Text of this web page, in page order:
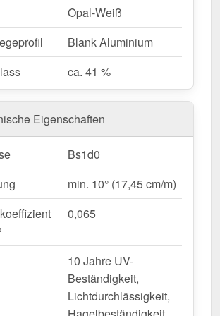
Stegfünffach-X, optisch ansprechend
– Lässt ca. 41 %
durch.
– Geschützt gegen UV-
– Bis 120° temperaturbeständig.
für eine sichere Installation– Alle
inklusive.
Jahre für langfristige Qualität &
Anwendungen:
Terrassen & Vordächer–
Opal-Weiß
Blank Aluminium
ca. 41 %
Eigenschaften
Bs1d0
min. 10° (17,45 cm/m)
0,065
10 Jahre UV-
Beständigkeit,
Lichtdurchlässigkeit,